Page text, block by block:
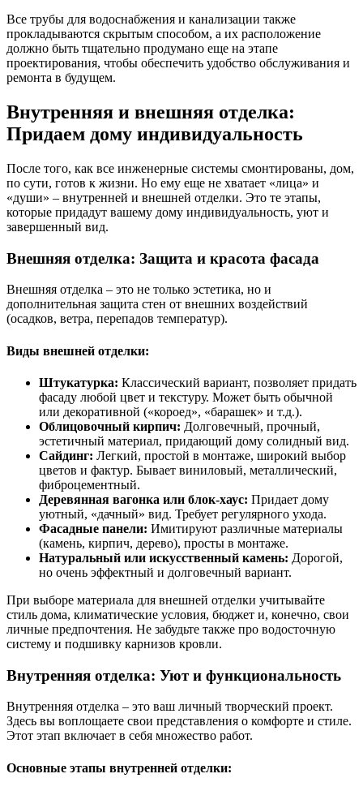
Все трубы для водоснабжения и канализации также
прокладываются скрытым способом, а их расположение
должно быть тщательно продумано еще на этапе
проектирования, чтобы обеспечить удобство обслуживания и
ремонта в будущем.
Внутренняя и внешняя отделка:
Придаем дому индивидуальность
После того, как все инженерные системы смонтированы, дом,
по сути, готов к жизни. Но ему еще не хватает «лица» и
«души» – внутренней и внешней отделки. Это те этапы,
которые придадут вашему дому индивидуальность, уют и
завершенный вид.
Внешняя отделка: Защита и красота фасада
Внешняя отделка – это не только эстетика, но и
дополнительная защита стен от внешних воздействий
(осадков, ветра, перепадов температур).
Виды внешней отделки:
Штукатурка: Классический вариант, позволяет придать
фасаду любой цвет и текстуру. Может быть обычной
или декоративной («короед», «барашек» и т.д.).
Облицовочный кирпич: Долговечный, прочный,
эстетичный материал, придающий дому солидный вид.
Сайдинг: Легкий, простой в монтаже, широкий выбор
цветов и фактур. Бывает виниловый, металлический,
фиброцементный.
Деревянная вагонка или блок-хаус: Придает дому
уютный, «дачный» вид. Требует регулярного ухода.
Фасадные панели: Имитируют различные материалы
(камень, кирпич, дерево), просты в монтаже.
Натуральный или искусственный камень: Дорогой,
но очень эффектный и долговечный вариант.
При выборе материала для внешней отделки учитывайте
стиль дома, климатические условия, бюджет и, конечно, свои
личные предпочтения. Не забудьте также про водосточную
систему и подшивку карнизов кровли.
Внутренняя отделка: Уют и функциональность
Внутренняя отделка – это ваш личный творческий проект.
Здесь вы воплощаете свои представления о комфорте и стиле.
Этот этап включает в себя множество работ.
Основные этапы внутренней отделки: